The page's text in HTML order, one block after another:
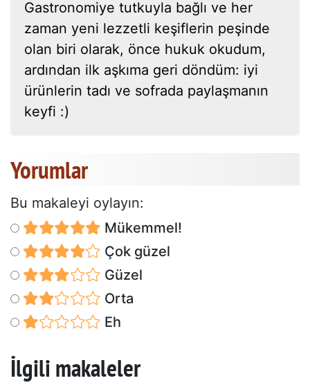
Gastronomiye tutkuyla bağlı ve her
zaman yeni lezzetli keşiflerin peşinde
olan biri olarak, önce hukuk okudum,
ardından ilk aşkıma geri döndüm: iyi
ürünlerin tadı ve sofrada paylaşmanın
keyfi :)
Yorumlar
Bu makaleyi oylayın:
Mükemmel!
Çok güzel
Güzel
Orta
Eh
İlgili makaleler